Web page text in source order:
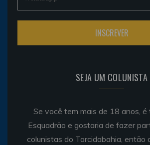
SEJA UM COLUNISTA
Se você tem mais de 18 anos, é
Esquadrão e gostaria de fazer
colunistas do Torcidabahia, então